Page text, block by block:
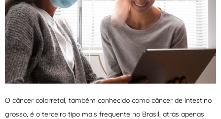
O câncer colorretal, também conhecido como câncer de intestino
grosso, é o terceiro tipo mais frequente no Brasil, atrás apenas